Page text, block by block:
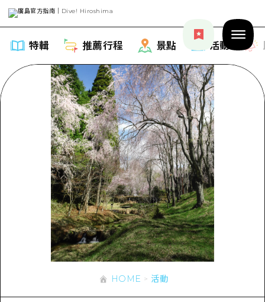
特輯 推薦行程 景點 活動
特輯
列表
推薦
藝術
活動·廟會
美食·酒水
騎自行車
推薦行程
列表
Dive! Hiroshima 官方向導
廣島隨意旅行
安芸
景點
列表
廣島市內
活動
即時訊息 HOME 活動